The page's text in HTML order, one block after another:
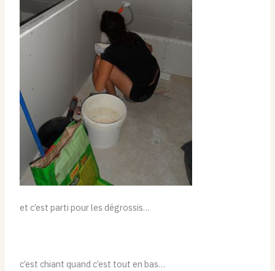
et c’est parti pour les dégrossis…
c’est chiant quand c’est tout en bas…